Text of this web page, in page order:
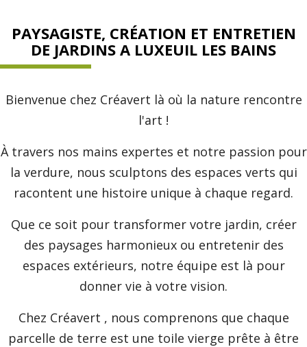
PAYSAGISTE, CRÉATION ET ENTRETIEN
DE JARDINS A LUXEUIL LES BAINS
Bienvenue chez Créavert là où la nature rencontre
l'art !
À travers nos mains expertes et notre passion pour
la verdure, nous sculptons des espaces verts qui
racontent une histoire unique à chaque regard.
Que ce soit pour transformer votre jardin, créer
des paysages harmonieux ou entretenir des
espaces extérieurs, notre équipe est là pour
donner vie à votre vision.
Chez Créavert , nous comprenons que chaque
parcelle de terre est une toile vierge prête à être